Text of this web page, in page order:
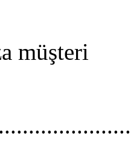
müşteri